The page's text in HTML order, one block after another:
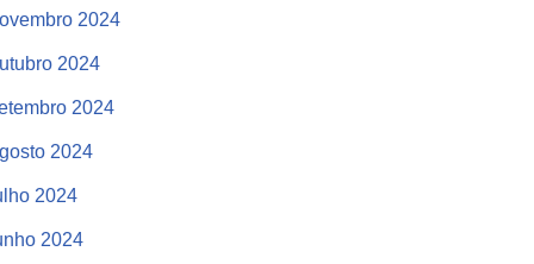
2024
2024
2024
2024
2024
2024